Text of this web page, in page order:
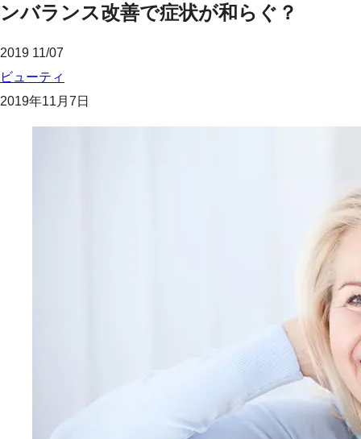
ンバランス改善で症状が和らぐ？
2019 11/07
ビューティ
2019年11月7日